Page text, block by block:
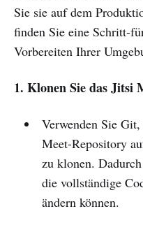
Sie sie auf dem
finden Sie eine Schritt-
Vorbereiten Ihrer
1. Klonen Sie das Jitsi
Verwenden Sie
Meet-Repository
zu klonen.
die vollständige
ändern können.